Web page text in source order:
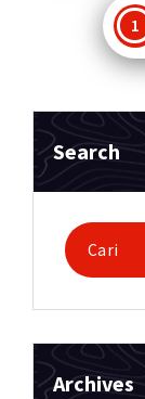
1
Search
Pencarian
untuk:
Archives